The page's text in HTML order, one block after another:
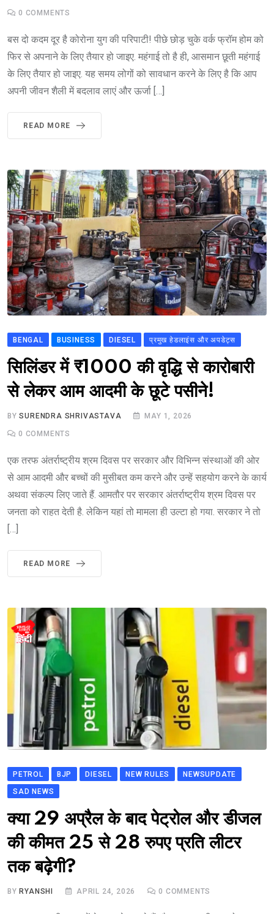
0 COMMENTS
बस दो कदम दूर है कोरोना युग की परिपाटी! पीछे छोड़ चुके वर्क फ्रॉम होम को
फिर से अपनाने के लिए तैयार हो जाइए. महंगाई तो है ही, आसमान छूती महंगाई
के लिए तैयार हो जाइए. यह समय लोगों को सावधान करने के लिए है कि आप
अपनी जीवन शैली में बदलाव लाएं और ऊर्जा […]
READ MORE
BENGAL BUSINESS DIESEL प्रमुख हेडलाइंस और अपडेट्स
सिलिंडर में ₹1000 की वृद्धि से कारोबारी
से लेकर आम आदमी के छूटे पसीने!
BYSURENDRA SHRIVASTAVA MAY 1, 2026
0 COMMENTS
एक तरफ अंतर्राष्ट्रीय श्रम दिवस पर सरकार और विभिन्न संस्थाओं की ओर
से आम आदमी और बच्चों की मुसीबत कम करने और उन्हें सहयोग करने के कार्य
अथवा संकल्प लिए जाते हैं. आमतौर पर सरकार अंतर्राष्ट्रीय श्रम दिवस पर
जनता को राहत देती है. लेकिन यहां तो मामला ही उल्टा हो गया. सरकार ने तो
[…]
READ MORE
PETROL BJP DIESEL NEW RULES
NEWSUPDATE
SAD NEWS
क्या 29 अप्रैल के बाद पेट्रोल और डीजल
की कीमत 25 से 28 रुपए प्रति लीटर
तक बढ़ेगी?
BY RYANSHI APRIL 24, 2026 0 COMMENTS